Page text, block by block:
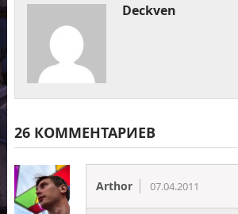
Deckven
26 КОММЕНТАРИЕВ
Arthor 07.04.2011